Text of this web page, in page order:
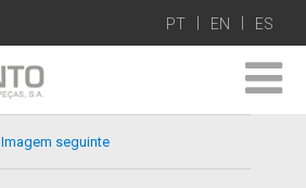
PT EN ES
Imagem seguinte